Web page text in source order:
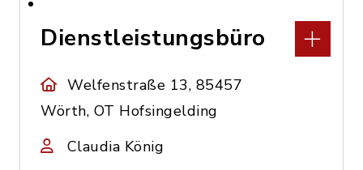
Dienstleistungsbüro
Welfenstraße 13, 85457
Wörth, OT Hofsingelding
Claudia König